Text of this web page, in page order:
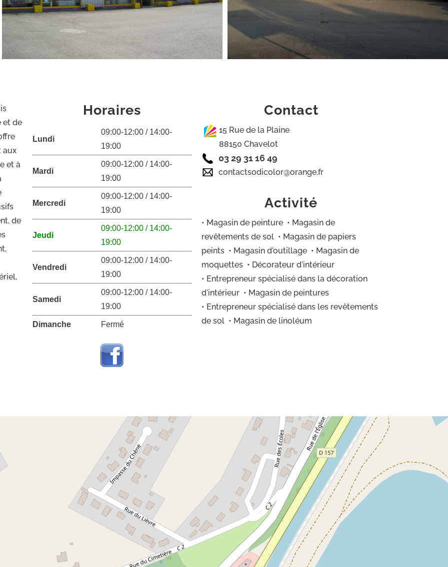
et de
aux
et à
de
Horaires
Lundi
09:00-12:00 / 14:00-
19:00
Mardi
09:00-12:00 / 14:00-
19:00
Mercredi
09:00-12:00 / 14:00-
19:00
Jeudi
09:00-12:00 / 14:00-
19:00
Vendredi
09:00-12:00 / 14:00-
19:00
Samedi
09:00-12:00 / 14:00-
19:00
Dimanche Fermé
Contact
15 Rue de la Plaine
88150 Chavelot
03 29 31 16 49
contactsodicolor@orange.fr
Activité
• Magasin de peinture • Magasin de
revêtements de sol • Magasin de papiers
peints • Magasin d'outillage • Magasin de
moquettes • Décorateur d'intérieur
• Entrepreneur spécialisé dans la décoration
d'intérieur • Magasin de peintures
• Entrepreneur spécialisé dans les revêtements
de sol • Magasin de linoléum